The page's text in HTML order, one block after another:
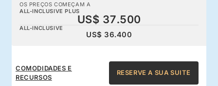
OS PREÇOS COMEÇAM A
ALL-INCLUSIVE PLUS
US$ 37.500
ALL-INCLUSIVE
US$ 36.400
COMODIDADES E
RECURSOS
RESERVE A SUA SUITE